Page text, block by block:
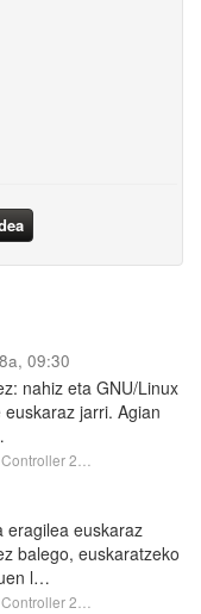
09:30
nahiz eta GNU/Linux
jarri. Agian
2…
eragilea euskaraz
balego, euskaratzeko
l…
2…